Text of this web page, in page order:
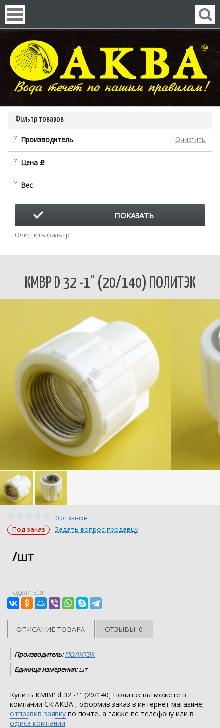
Фильтр товаров
Производитель Очистить
Цена c
Вес
ПОКАЗАТЬ
Очистить фильтр
КМВР D 32 -1" (20/140) ПОЛИТЭК
0 отзывов
Под заказ Задать вопрос продавцу
/шт
ПОДЕЛИТЬСЯ:
ОПИСАНИЕ ТОВАРА ОТЗЫВЫ 0
Производитель:ПОЛИТЭК
Единица измерения:шт
Купить КМВР d 32 -1" (20/140) Политэк вы можете в
компании СК АКВА , оформив заказ в интернет магазине,
отправив заявку по почте, а также по телефону или в
офисе компании.